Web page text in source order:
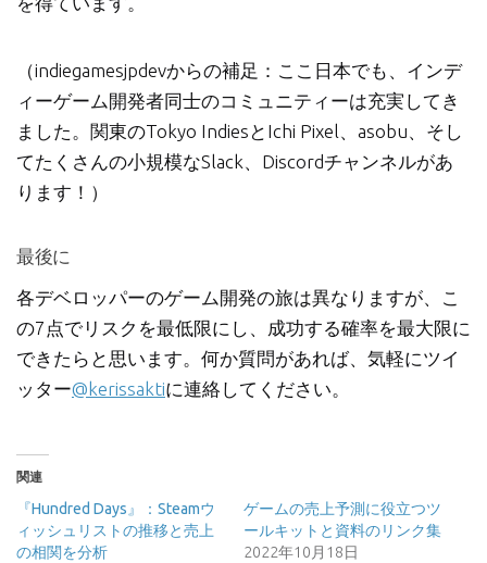
（indiegamesjpdevからの補足：ここ日本でも、インデ
ィーゲーム開発者同士のコミュニティーは充実してき
ました。関東のTokyo IndiesとIchi Pixel、asobu、そし
てたくさんの小規模なSlack、Discordチャンネルがあ
ります！）
最後に
各デベロッパーのゲーム開発の旅は異なりますが、こ
の7点でリスクを最低限にし、成功する確率を最大限に
できたらと思います。何か質問があれば、気軽にツイ
ッター@kerissaktiに連絡してください。
関連
『Hundred Days』：Steamウ
ィッシュリストの推移と売上
の相関を分析
ゲームの売上予測に役立つツ
ールキットと資料のリンク集
2022年10月18日